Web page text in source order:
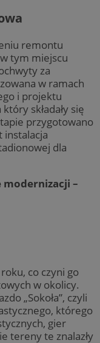
remontu
tym miejscu
za
w ramach
i projektu
składały się
przygotowano
instalacja
dla
–
co czyni go
w okolicy.
„Sokoła”, czyli
którego
gier
tereny te znalazły